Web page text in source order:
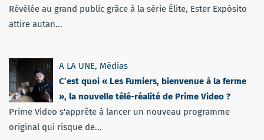
Révélée au grand public grâce à la série Élite, Ester Expósito
attire autan...
A LA UNE, Médias
C’est quoi « Les Fumiers, bienvenue à la ferme
», la nouvelle télé-réalité de Prime Video ?
Prime Video s'apprête à lancer un nouveau programme
original qui risque de...